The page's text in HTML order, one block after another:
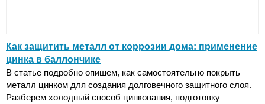
Как защитить металл от коррозии дома: применение
цинка в баллончике
В статье подробно опишем, как самостоятельно покрыть
металл цинком для создания долговечного защитного слоя.
Разберем холодный способ цинкования, подготовку